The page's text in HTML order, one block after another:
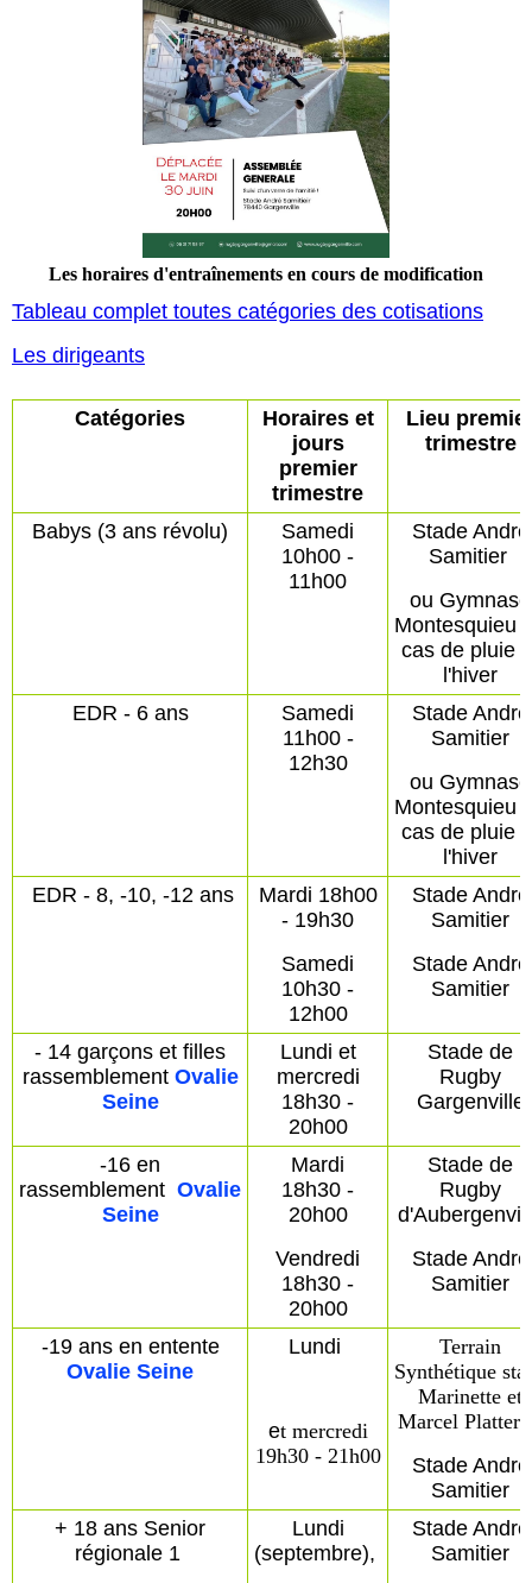
Les horaires d'entraînements en cours de modification
Tableau complet toutes catégories des cotisations
Les dirigeants
Catégories
Horaires et
jours
premier
trimestre
Lieu
trimestre
Babys (3 ans révolu)
Samedi
10h00 -
11h00
Stade André
Samitier
ou Gymnase
Montesquieu
cas de pluie
l'hiver
EDR - 6 ans
Samedi
11h00 -
12h30
Stade André
Samitier
ou Gymnase
Montesquieu
cas de pluie
l'hiver
EDR - 8, -10, -12 ans
Mardi 18h00
- 19h30
Samedi
10h30 -
12h00
Stade André
Samitier
Stade André
Samitier
- 14 garçons et filles
rassemblement Ovalie
Seine
Lundi et
mercredi
18h30 -
20h00
Stade de
Rugby
Gargenville
-16 en
rassemblement Ovalie
Seine
Mardi
18h30 -
20h00
Vendredi
18h30 -
20h00
Stade de
Rugby
Stade André
Samitier
-19 ans en entente
Ovalie Seine
Lundi
et mercredi
19h30 - 21h00
Terrain
Synthétique
Marinette et
Marcel
Stade André
Samitier
+ 18 ans Senior
régionale 1
Lundi
(septembre),
Stade André
Samitier